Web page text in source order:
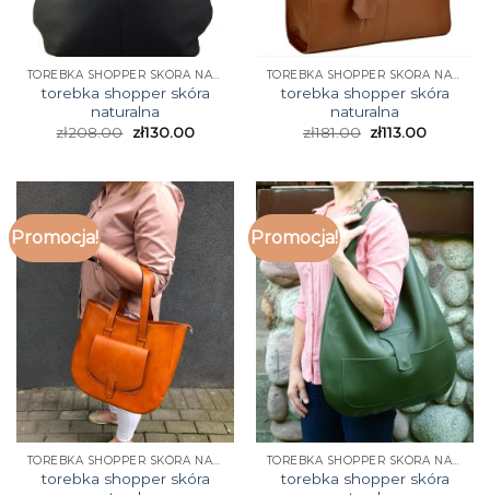
torebka shopper skóra
naturalna
zł208.00 zł130.00
torebka shopper skóra
naturalna
zł181.00 zł113.00
Promocja!
TOREBKA SHOPPER SKÓRA NATURALNA
torebka shopper skóra
Promocja!
TOREBKA SHOPPER SKÓRA NATURALNA
torebka shopper skóra